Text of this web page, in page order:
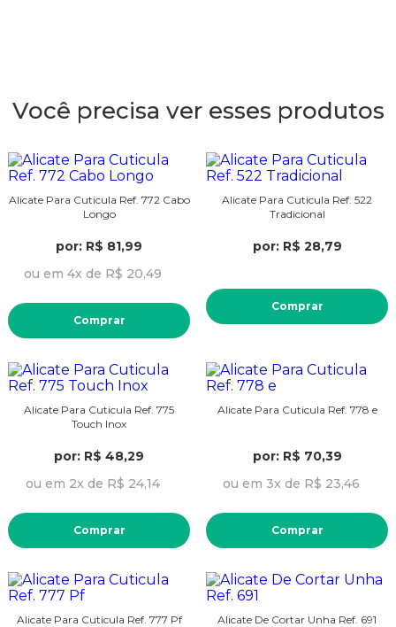
Você precisa ver esses produtos
Alicate Para Cuticula Ref. 772 Cabo
Longo
por: R$ 81,99
ou em 4x de R$ 20,49
Comprar
Alicate Para Cuticula Ref. 522
Tradicional
por: R$ 28,79
Comprar
Alicate Para Cuticula Ref. 775
Touch Inox
por: R$ 48,29
ou em 2x de R$ 24,14
Comprar
Alicate Para Cuticula Ref. 778 e
por: R$ 70,39
ou em 3x de R$ 23,46
Comprar
Alicate Para Cuticula Ref. 777 Pf Alicate De Cortar Unha Ref. 691